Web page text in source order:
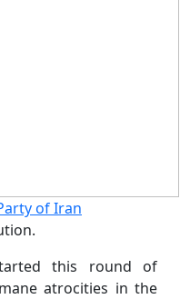
of Iran
this round of
atrocities in the